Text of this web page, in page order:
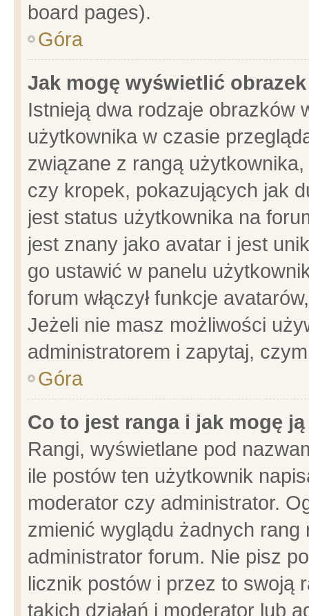
board pages).
Góra
Jak mogę wyświetlić
Istnieją dwa rodzaje obrazków
użytkownika w czasie
związane z rangą
czy kropek, pokazujących jak
jest status użytkownika na
jest znany jako avatar i jest
go ustawić w panelu
forum włączył funkcje
Jeżeli nie masz możliwości
administratorem i zapytaj,
Góra
Co to jest ranga i jak mogę
Rangi, wyświetlane pod
ile postów ten użytkownik
moderator czy administrator.
zmienić wyglądu żadnych
administrator forum. Nie pisz
licznik postów i przez to swoją
takich działań i moderator lub